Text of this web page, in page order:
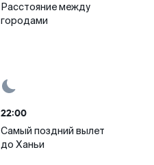
Расстояние между
городами
22:00
Самый поздний вылет
до Ханьи